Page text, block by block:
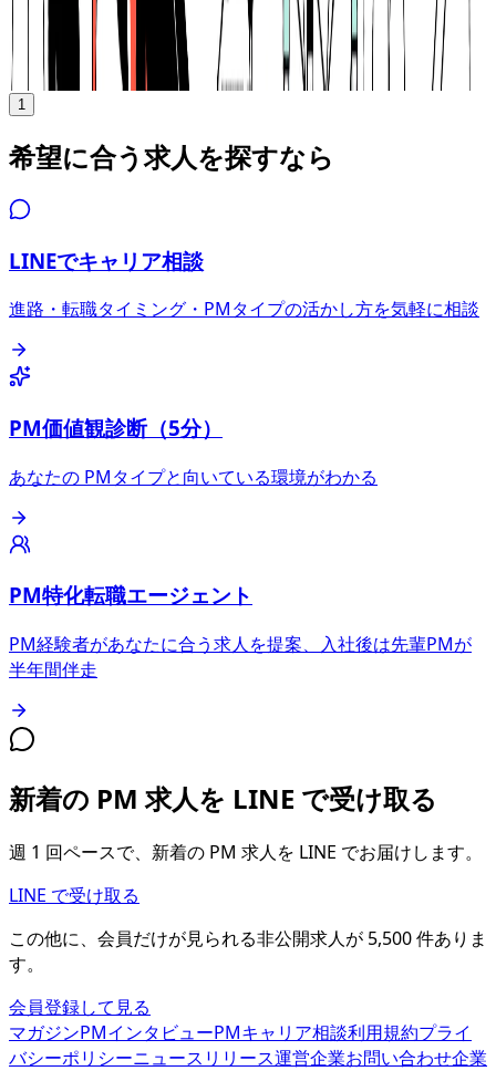
東京都
千代田区
副業・業務委託
ミドル
気になる
詳細を見る
1
希望に合う求人を探すなら
LINEでキャリア相談
進路・転職タイミング・PMタイプの活かし方を気軽に相談
PM価値観診断（5分）
あなたの PMタイプと向いている環境がわかる
PM特化転職エージェント
PM経験者があなたに合う求人を提案、入社後は先輩PMが
半年間伴走
新着の PM 求人を LINE で受け取る
週 1 回ペースで、新着の PM 求人を LINE でお届けします。
LINE で受け取る
この他に、会員だけが見られる非公開求人が 5,500件ありま
す。
会員登録して見る
マガジンPMインタビューPMキャリア相談利用規約プライ
バシーポリシーニュースリリース運営企業お問い合わせ企業